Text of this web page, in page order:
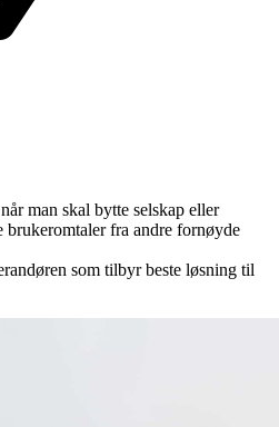
man skal bytte selskap eller
brukeromtaler fra andre fornøyde
som tilbyr beste løsning til